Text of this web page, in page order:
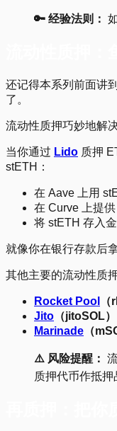
🔑 经验法则：
还记得本系列前面讲
了。
流动性质押巧妙地解
当你通过 Lido 质押
stETH：
在 Aave 上用
在 Curve 上提
将 stETH 存入
就像你在银行存款后
其他主要的流动性质
Rocket Pool （
Jito （jitoSOL）
Marinade （
⚠️ 风险提醒：
质押代币作抵押